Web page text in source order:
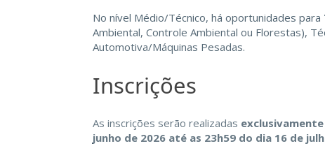
No nível Médio/Técnico, há oportunidades para
Ambiental, Controle Ambiental ou Florestas),
Automotiva/Máquinas Pesadas.
Inscrições
As inscrições serão realizadas
junho de 2026 até as 23h59 do dia 16 de